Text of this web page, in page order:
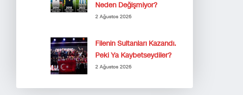
Neden Değişmiyor?
2 Ağustos 2026
Filenin Sultanları Kazandı.
Peki Ya Kaybetseydiler?
2 Ağustos 2026